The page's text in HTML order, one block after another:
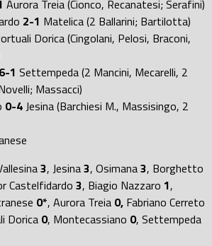
Aurora Treia (Cionco, Recanatesi; Serafini)
2-1 Matelica (2 Ballarini; Bartilotta)
Dorica (Cingolani, Pelosi, Braconi,
6-1 Settempeda (2 Mancini, Mecarelli, 2
Massacci)
0-4Jesina (Barchiesi M., Massisingo, 2
3, Jesina3, Osimana3, Borghetto
Castelfidardo 3, Biagio Nazzaro 1,
0*, Aurora Treia 0, Fabriano Cerreto
Dorica 0, Montecassiano 0, Settempeda